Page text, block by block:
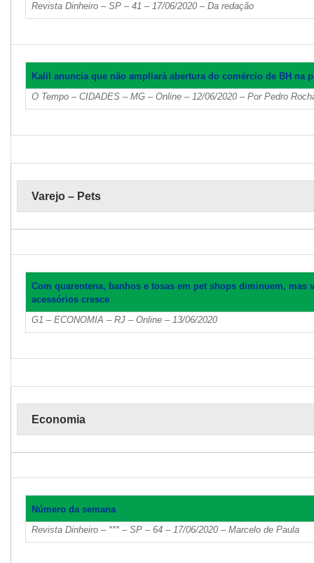
Revista Dinheiro – SP – 41 – 17/06/2020 – Da redação
Kalil anuncia que não ampliará abertura do comércio de BH na
O Tempo – CIDADES – MG – Online – 12/06/2020 – Por Pedro
Varejo – Pets
Com quarentena, banhos e tosas em pet shops diminuem, mas
acessórios cresce
G1 – ECONOMIA – RJ – Online – 13/06/2020
Economia
Número da semana
Revista Dinheiro – *** – SP – 64 – 17/06/2020 – Marcelo de Paula